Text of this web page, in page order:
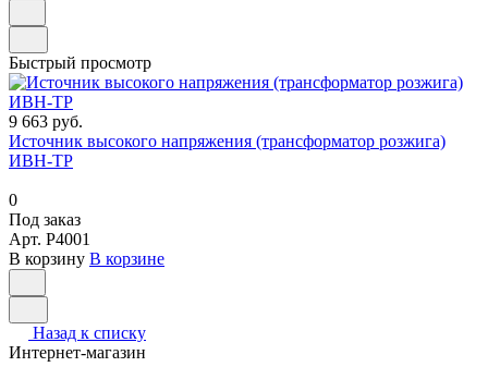
Быстрый просмотр
9 663 руб.
Источник высокого напряжения (трансформатор розжига)
ИВН-ТР
0
Под заказ
Арт. P4001
В корзину В корзине
Назад к списку
Интернет-магазин